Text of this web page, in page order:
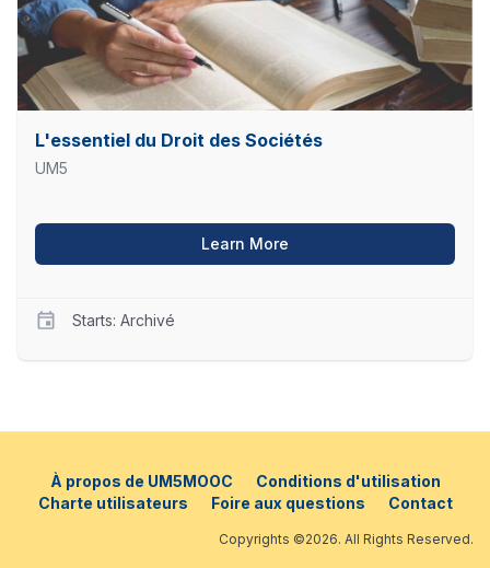
StartsArchivé
L'essentiel du Droit des Sociétés
UM5
Learn Moreabout L'essentiel du Droit
Starts: Archivé
EDS
StartsArchivé
À propos de UM5MOOC
Conditions d'utilisation
Charte utilisateurs
Foire aux questions Contact
Copyrights ©2026. All Rights Reserved.